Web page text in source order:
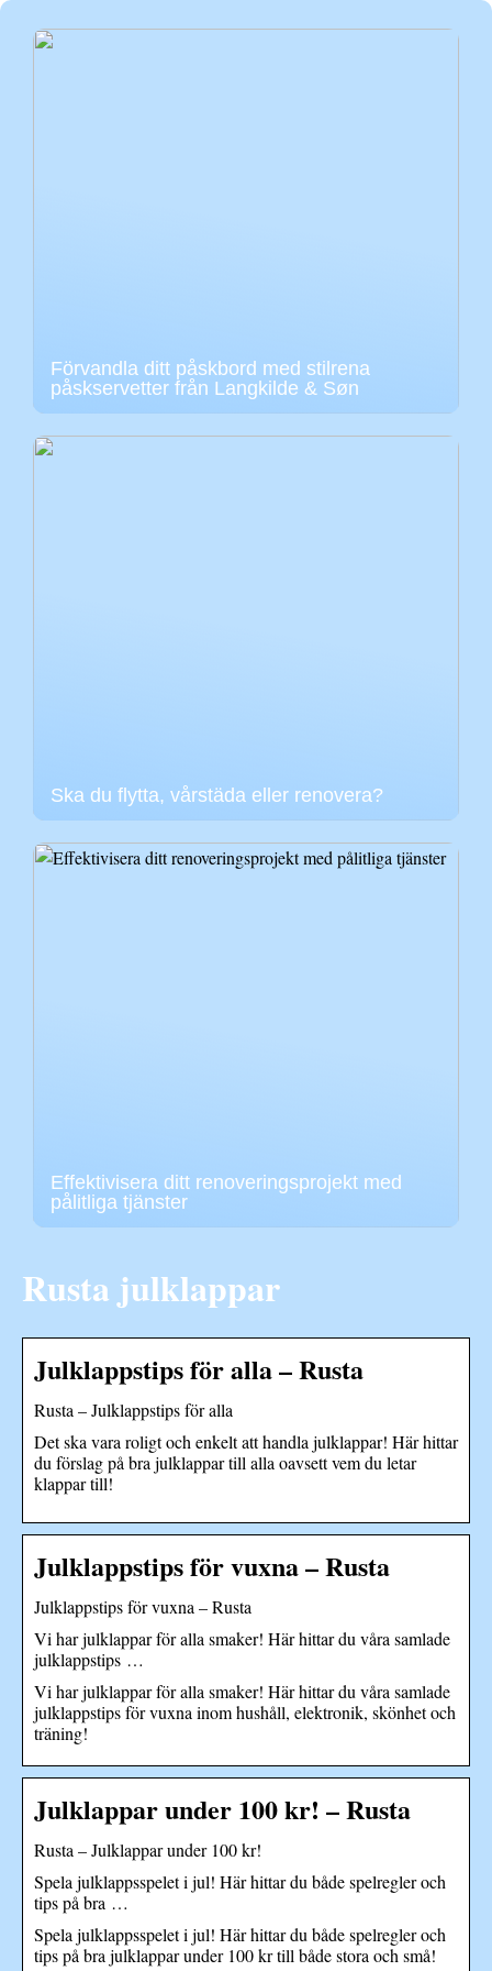
Förvandla ditt påskbord med stilrena
påskservetter från Langkilde & Søn
Ska du flytta, vårstäda eller renovera?
Effektivisera ditt renoveringsprojekt med
pålitliga tjänster
Rusta julklappar
Julklappstips för alla – Rusta
Rusta – Julklappstips för alla
Det ska vara roligt och enkelt att handla julklappar! Här hittar
du förslag på bra julklappar till alla oavsett vem du letar
klappar till!
Julklappstips för vuxna – Rusta
Julklappstips för vuxna – Rusta
Vi har julklappar för alla smaker! Här hittar du våra samlade
julklappstips …
Vi har julklappar för alla smaker! Här hittar du våra samlade
julklappstips för vuxna inom hushåll, elektronik, skönhet och
träning!
Julklappar under 100 kr! – Rusta
Rusta – Julklappar under 100 kr!
Spela julklappsspelet i jul! Här hittar du både spelregler och
tips på bra …
Spela julklappsspelet i jul! Här hittar du både spelregler och
tips på bra julklappar under 100 kr till både stora och små!